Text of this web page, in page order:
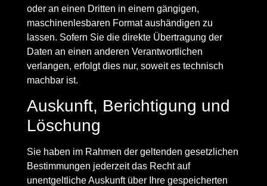
oder an einen Dritten in einem gängigen,
maschinenlesbaren Format aushändigen zu
lassen. Sofern Sie die direkte Übertragung der
Daten an einen anderen Verantwortlichen
verlangen, erfolgt dies nur, soweit es technisch
machbar ist.
Auskunft, Berichtigung und
Löschung
Sie haben im Rahmen der geltenden gesetzlichen
Bestimmungen jederzeit das Recht auf
unentgeltliche Auskunft über Ihre gespeicherten